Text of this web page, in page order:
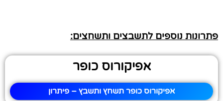
פתרונות נוספים לתשבצים ותשחצים:
אפיקורוס כופר
אפיקורוס כופר תשחץ ותשבץ – פיתרון